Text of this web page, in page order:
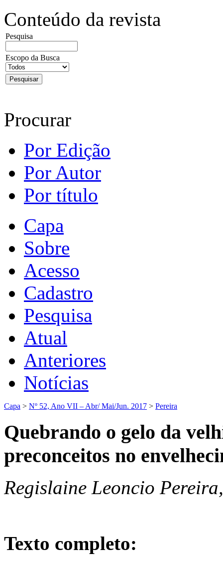
Conteúdo da revista
Pesquisa
Escopo da Busca
Procurar
Por Edição
Por Autor
Por título
Capa
Sobre
Acesso
Cadastro
Pesquisa
Atual
Anteriores
Notícias
Capa > Nº 52, Ano VII – Abr/ Mai/Jun. 2017 > Pereira
Quebrando o gelo da
preconceitos no
Regislaine Leoncio
Texto completo: